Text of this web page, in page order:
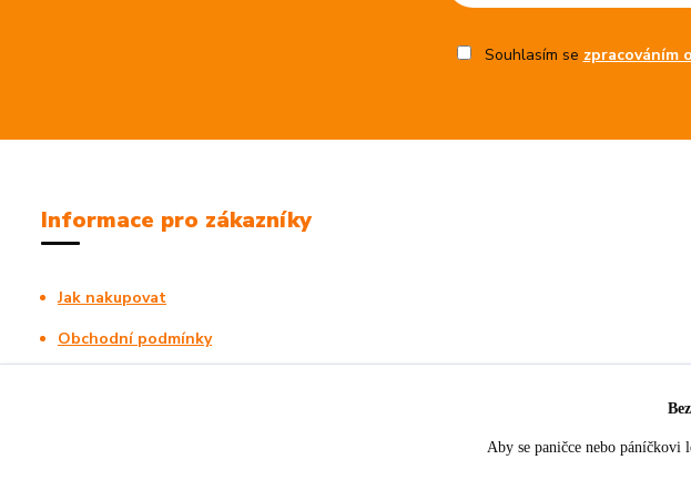
Souhlasím se zpracováním
Informace pro zákazníky
Jak nakupovat
Obchodní podmínky
Aby se paničce nebo páníčkovi